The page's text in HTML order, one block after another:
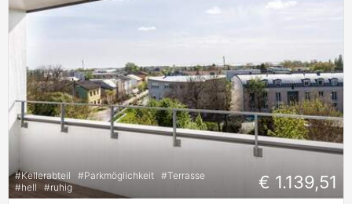
#Kellerabteil #Parkmöglichkeit #Terrasse
#hell #ruhig € 1.139,51